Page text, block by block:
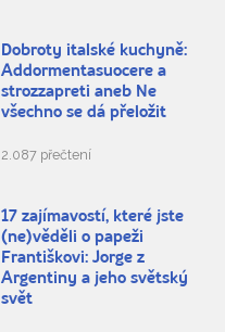
Dobroty italské kuchyně:
Addormentasuocere a
strozzapreti aneb Ne
všechno se dá přeložit
2.087 přečtení
17 zajímavostí, které jste
(ne)věděli o papeži
Františkovi: Jorge z
Argentiny a jeho světský
svět